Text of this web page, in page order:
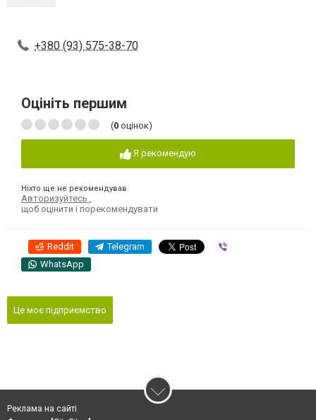
+380 (93) 575-38-70
Оцініть першим
(0 оцінок)
Я рекомендую
Ніхто ще не рекомендував
Авторизуйтесь
щоб оцінити і порекомендувати
Reddit Telegram
WhatsApp
Це моє підприємство
Реклама на сайті